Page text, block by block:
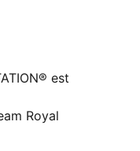
est
les
qui s’inspirent du
vous
Royal